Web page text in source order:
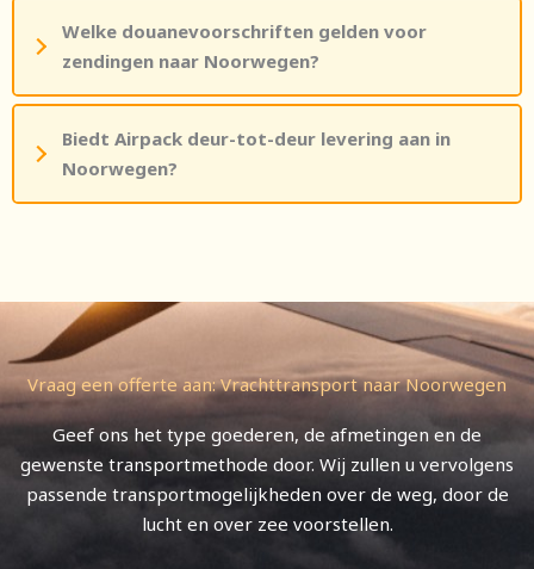
Welke douanevoorschriften gelden voor
zendingen naar Noorwegen?
Biedt Airpack deur-tot-deur levering aan in
Noorwegen?
Vraag een offerte aan: Vrachttransport naar Noorwegen
Geef ons het type goederen, de afmetingen en de
gewenste transportmethode door. Wij zullen u vervolgens
passende transportmogelijkheden over de weg, door de
lucht en over zee voorstellen.